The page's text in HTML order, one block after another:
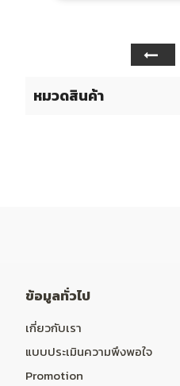
หมวดสินค้า
ข้อมูลทั่วไป
เกี่ยวกับเรา
แบบประเมินความพึงพอใจ
Promotion